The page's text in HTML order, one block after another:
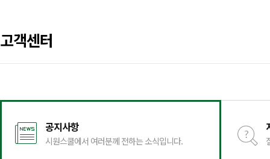
고객센터
공지사항
시원스쿨에서 여러분께 전하는 소식입니다.